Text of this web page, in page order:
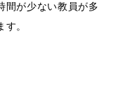
間が少ない教員が多
。